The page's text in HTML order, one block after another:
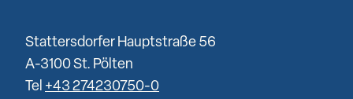
Stattersdorfer Hauptstraße 56
A-3100 St. Pölten
Tel +43 274230750-0